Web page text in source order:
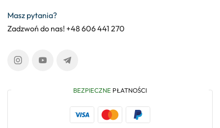
Masz pytania?
Zadzwoń do nas! +48 606 441 270
BEZPIECZNE PŁATNOŚCI